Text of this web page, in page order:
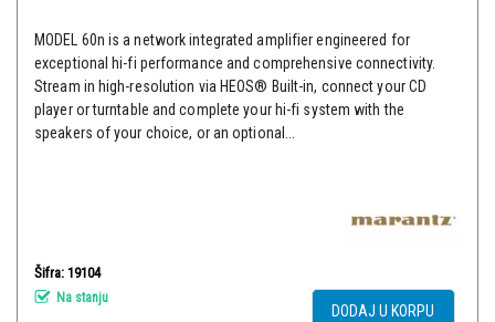
MODEL 60n is a network integrated amplifier engineered for
exceptional hi-fi performance and comprehensive connectivity.
Stream in high-resolution via HEOS® Built-in, connect your CD
player or turntable and complete your hi-fi system with the
speakers of your choice, or an optional...
Šifra: 19104
Na stanju
DODAJ U KORPU